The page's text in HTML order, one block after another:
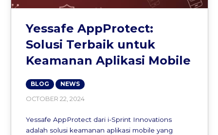
Yessafe AppProtect:
Solusi Terbaik untuk
Keamanan Aplikasi Mobile
BLOG NEWS
OCTOBER 22, 2024
Yessafe AppProtect dari i-Sprint Innovations
adalah solusi keamanan aplikasi mobile yang